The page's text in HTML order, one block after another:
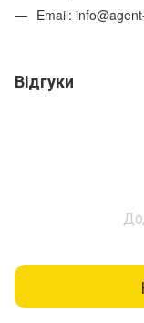
Email:
Відгуки